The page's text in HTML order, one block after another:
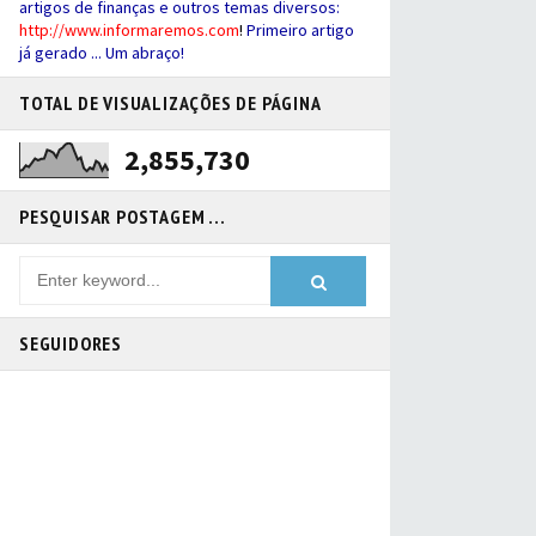
artigos de finanças e outros temas diversos:
http://www.informaremos.com! Primeiro artigo
já gerado ... Um abraço!
TOTAL DE VISUALIZAÇÕES DE PÁGINA
2,855,730
PESQUISAR POSTAGEM ...
SEGUIDORES